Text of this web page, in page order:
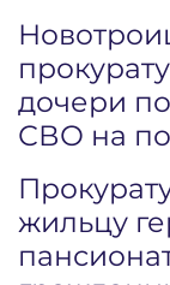
дочери
СВО на
жильцу